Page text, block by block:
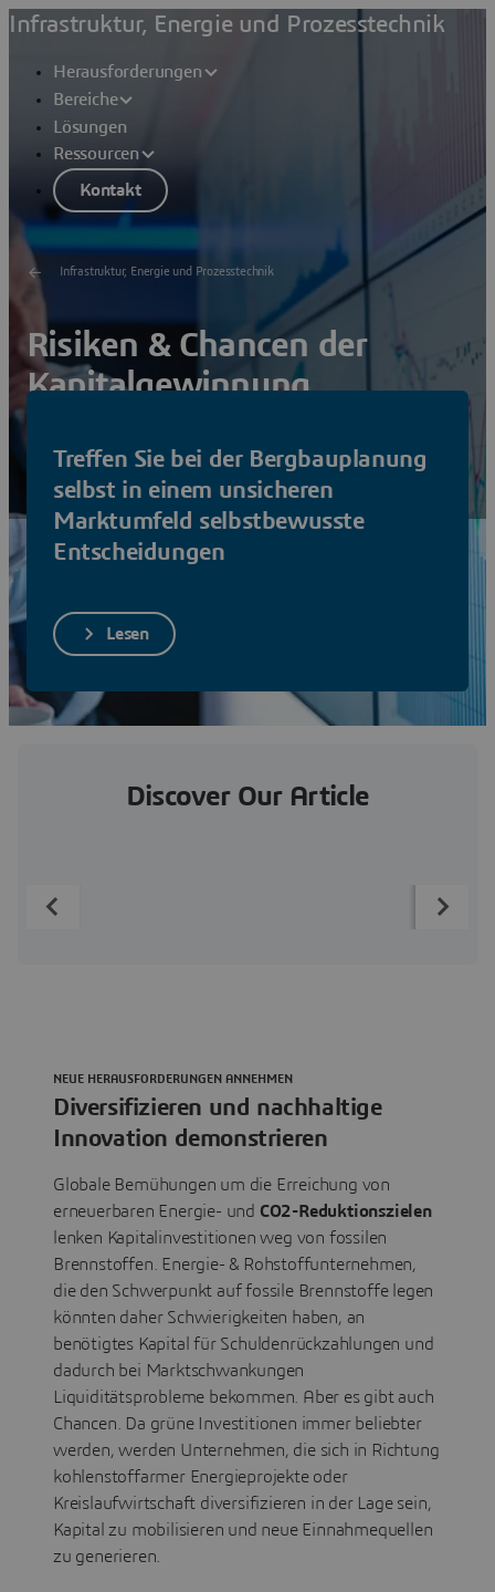
Infrastruktur, Energie und Prozesstechnik
Herausforderungen
Bereiche
Lösungen
Ressourcen
Kontakt
Infrastruktur, Energie und Prozesstechnik
Risiken & Chancen der
Kapitalgewinnung
mobilisieren
Lösungen anzeigen
Treffen Sie bei der Bergbauplanung
selbst in einem unsicheren
Marktumfeld selbstbewusste
Entscheidungen
Lesen
Discover Our Article
Diversifizieren und nachhaltige
Innovation demonstrieren
NEUE HERAUSFORDERUNGEN ANNEHMEN
Globale Bemühungen um die Erreichung von
erneuerbaren Energie- und CO2-Reduktionszielen
lenken Kapitalinvestitionen weg von fossilen
Brennstoffen. Energie- & Rohstoffunternehmen,
die den Schwerpunkt auf fossile Brennstoffe legen
könnten daher Schwierigkeiten haben, an
benötigtes Kapital für Schuldenrückzahlungen und
dadurch bei Marktschwankungen
Liquiditätsprobleme bekommen. Aber es gibt auch
Chancen. Da grüne Investitionen immer beliebter
werden, werden Unternehmen, die sich in Richtung
kohlenstoffarmer Energieprojekte oder
Kreislaufwirtschaft diversifizieren in der Lage sein,
Kapital zu mobilisieren und neue Einnahmequellen
zu generieren.